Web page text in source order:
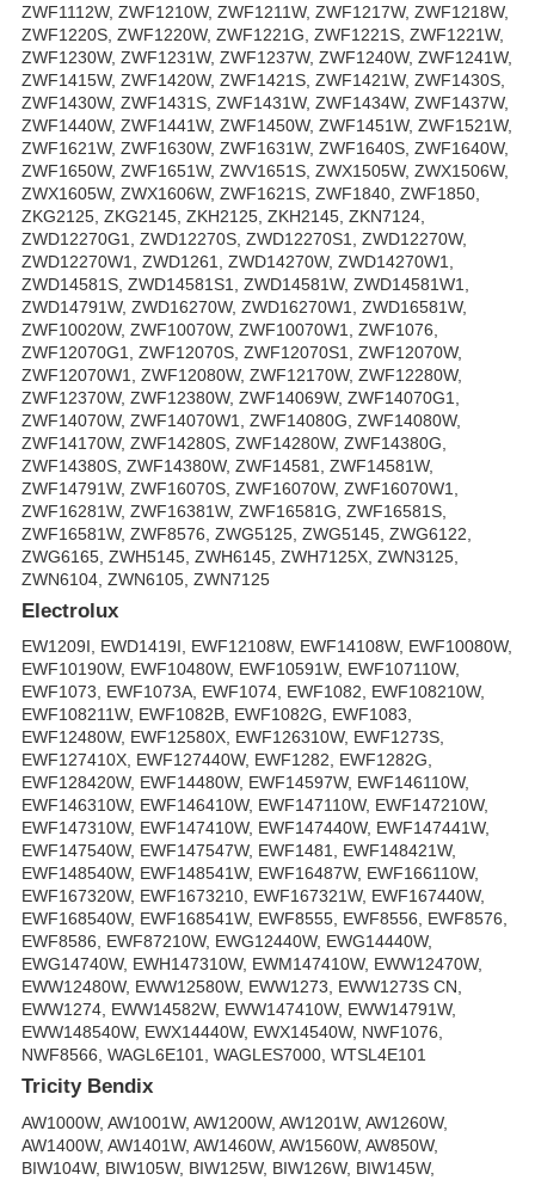
ZWF1112W, ZWF1210W, ZWF1211W, ZWF1217W, ZWF1218W,
ZWF1220S, ZWF1220W, ZWF1221G, ZWF1221S, ZWF1221W,
ZWF1230W, ZWF1231W, ZWF1237W, ZWF1240W, ZWF1241W,
ZWF1415W, ZWF1420W, ZWF1421S, ZWF1421W, ZWF1430S,
ZWF1430W, ZWF1431S, ZWF1431W, ZWF1434W, ZWF1437W,
ZWF1440W, ZWF1441W, ZWF1450W, ZWF1451W, ZWF1521W,
ZWF1621W, ZWF1630W, ZWF1631W, ZWF1640S, ZWF1640W,
ZWF1650W, ZWF1651W, ZWV1651S, ZWX1505W, ZWX1506W,
ZWX1605W, ZWX1606W, ZWF1621S, ZWF1840, ZWF1850,
ZKG2125, ZKG2145, ZKH2125, ZKH2145, ZKN7124,
ZWD12270G1, ZWD12270S, ZWD12270S1, ZWD12270W,
ZWD12270W1, ZWD1261, ZWD14270W, ZWD14270W1,
ZWD14581S, ZWD14581S1, ZWD14581W, ZWD14581W1,
ZWD14791W, ZWD16270W, ZWD16270W1, ZWD16581W,
ZWF10020W, ZWF10070W, ZWF10070W1, ZWF1076,
ZWF12070G1, ZWF12070S, ZWF12070S1, ZWF12070W,
ZWF12070W1, ZWF12080W, ZWF12170W, ZWF12280W,
ZWF12370W, ZWF12380W, ZWF14069W, ZWF14070G1,
ZWF14070W, ZWF14070W1, ZWF14080G, ZWF14080W,
ZWF14170W, ZWF14280S, ZWF14280W, ZWF14380G,
ZWF14380S, ZWF14380W, ZWF14581, ZWF14581W,
ZWF14791W, ZWF16070S, ZWF16070W, ZWF16070W1,
ZWF16281W, ZWF16381W, ZWF16581G, ZWF16581S,
ZWF16581W, ZWF8576, ZWG5125, ZWG5145, ZWG6122,
ZWG6165, ZWH5145, ZWH6145, ZWH7125X, ZWN3125,
ZWN6104, ZWN6105, ZWN7125
Electrolux
EW1209I, EWD1419I, EWF12108W, EWF14108W, EWF10080W,
EWF10190W, EWF10480W, EWF10591W, EWF107110W,
EWF1073, EWF1073A, EWF1074, EWF1082, EWF108210W,
EWF108211W, EWF1082B, EWF1082G, EWF1083,
EWF12480W, EWF12580X, EWF126310W, EWF1273S,
EWF127410X, EWF127440W, EWF1282, EWF1282G,
EWF128420W, EWF14480W, EWF14597W, EWF146110W,
EWF146310W, EWF146410W, EWF147110W, EWF147210W,
EWF147310W, EWF147410W, EWF147440W, EWF147441W,
EWF147540W, EWF147547W, EWF1481, EWF148421W,
EWF148540W, EWF148541W, EWF16487W, EWF166110W,
EWF167320W, EWF1673210, EWF167321W, EWF167440W,
EWF168540W, EWF168541W, EWF8555, EWF8556, EWF8576,
EWF8586, EWF87210W, EWG12440W, EWG14440W,
EWG14740W, EWH147310W, EWM147410W, EWW12470W,
EWW12480W, EWW12580W, EWW1273, EWW1273S CN,
EWW1274, EWW14582W, EWW147410W, EWW14791W,
EWW148540W, EWX14440W, EWX14540W, NWF1076,
NWF8566, WAGL6E101, WAGLES7000, WTSL4E101
Tricity Bendix
AW1000W, AW1001W, AW1200W, AW1201W, AW1260W,
AW1400W, AW1401W, AW1460W, AW1560W, AW850W,
BIW104W, BIW105W, BIW125W, BIW126W, BIW145W,